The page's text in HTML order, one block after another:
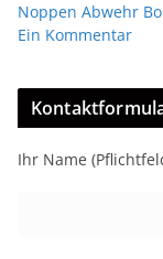
Noppen Abwehr
Ein Kommentar
Ihr Name